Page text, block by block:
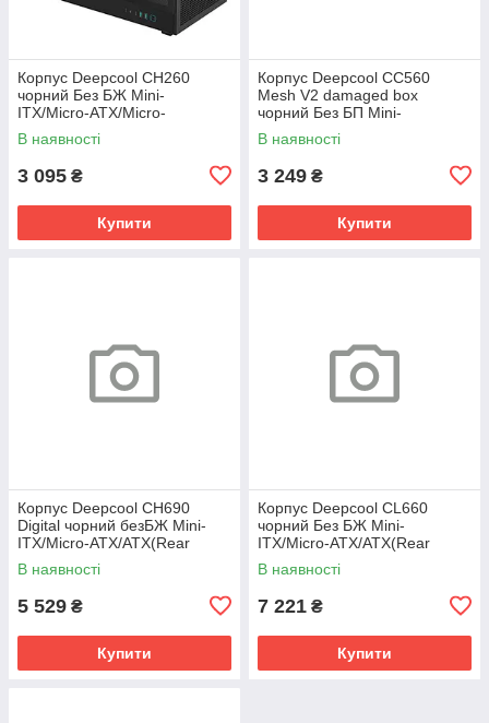
Корпус Deepcool CH260
чорний Без БЖ Mini-
ITX/Micro-ATX/Micro-
ATX(Rear
Connector),1x3.5"/1х2.5"
В наявності
3 095 ₴
Купити
Корпус Deepcool CC560
Mesh V2 damaged box
чорний Без БП Mini-
ITX/Micro-
ATX/ATX,2x3.5,2+1*2.5";
В наявності
3 249 ₴
Купити
Корпус Deepcool CH690
Digital чорний безБЖ Mini-
ITX/Micro-ATX/ATX(Rear
Connect)/Micro-ATX(Rear
Conn)
В наявності
5 529 ₴
Купити
Корпус Deepcool CL660
чорний Без БЖ Mini-
ITX/Micro-ATX/ATX(Rear
Connector)/Micro-ATX(Rear
Conn)
В наявності
7 221 ₴
Купити